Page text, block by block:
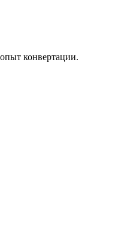
конвертации.